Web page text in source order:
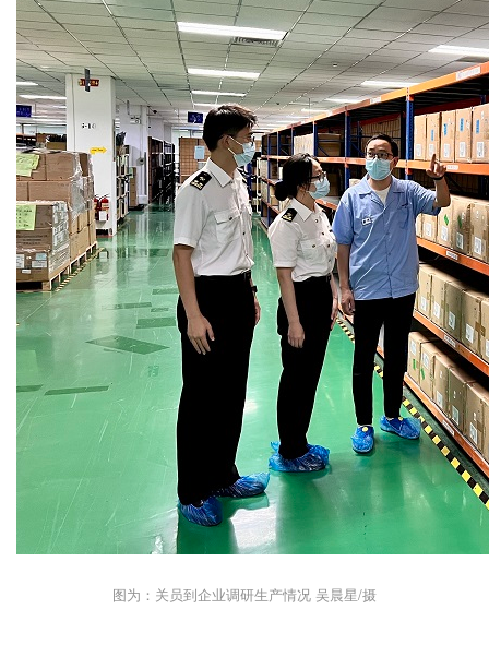
图为：关员到企业调研生产情况 吴晨星/摄